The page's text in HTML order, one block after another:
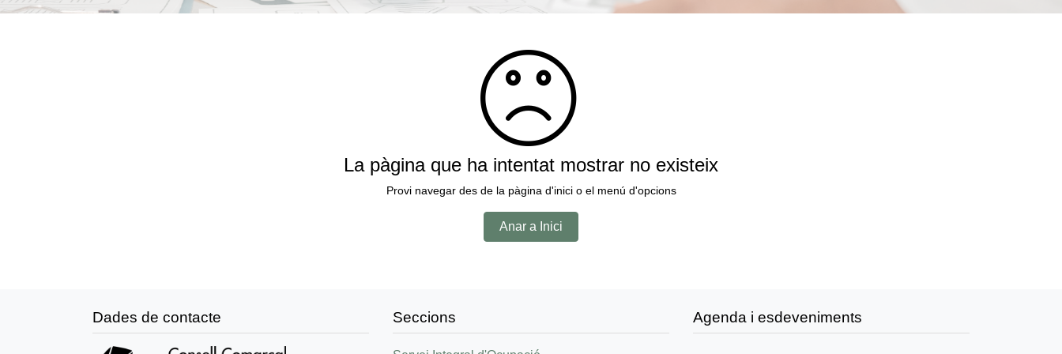
La pàgina que ha intentat mostrar no existeix
Provi navegar des de la pàgina d'inici o el menú d'opcions
Anar a Inici
Dades de contacte Seccions Agenda i esdeveniments